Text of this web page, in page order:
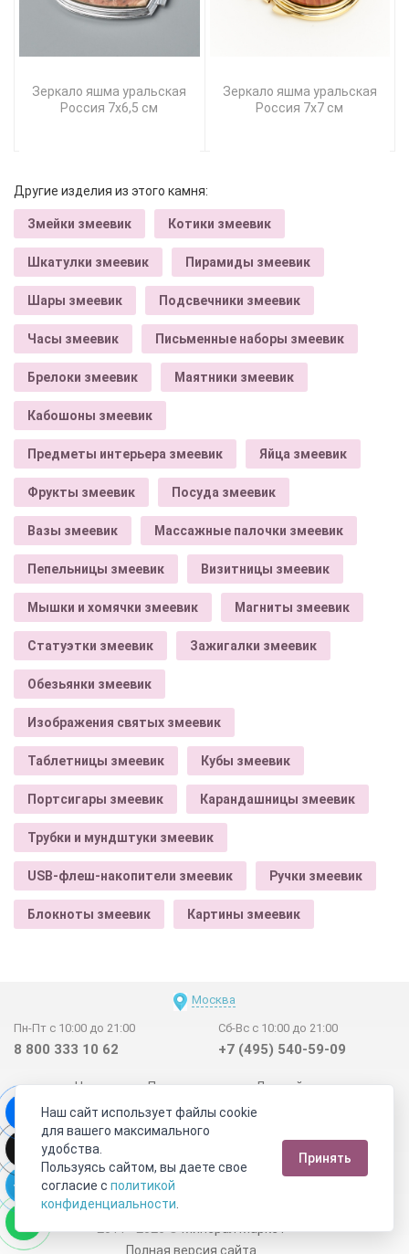
Зеркало яшма уральская
Россия 7х6,5 см
Зеркало яшма уральская
Россия 7х7 см
Другие изделия из этого камня:
Змейки змеевик Котики змеевик
Шкатулки змеевик Пирамиды змеевик
Шары змеевик Подсвечники змеевик
Часы змеевик Письменные наборы змеевик
Брелоки змеевик Маятники змеевик
Кабошоны змеевик
Предметы интерьера змеевик Яйца змеевик
Фрукты змеевик Посуда змеевик
Вазы змеевик Массажные палочки змеевик
Пепельницы змеевик Визитницы змеевик
Мышки и хомячки змеевик Магниты змеевик
Статуэтки змеевик Зажигалки змеевик
Обезьянки змеевик
Изображения святых змеевик
Таблетницы змеевик Кубы змеевик
Портсигары змеевик Карандашницы змеевик
Трубки и мундштуки змеевик
USB-флеш-накопители змеевик Ручки змеевик
Блокноты змеевик Картины змеевик
Москва
Пн-Пт с 10:00 до 21:00
8 800 333 10 62
Сб-Вс с 10:00 до 21:00
+7 (495) 540-59-09
Новинки Поставщикам
Личный счет
Договор-оферта
О нас
Наши магазины
Отзывы покупателей
Сертификаты
Статьи
Обратная связь
Видео о камнях СОУТ
Телеграм
Max
2011 - 2026©Минерал Маркет
Полная версия сайта
Наш сайт использует файлы cookie
для вашего максимального
удобства.
Пользуясь сайтом, вы даете свое
согласие с политикой
конфиденциальности
Принять